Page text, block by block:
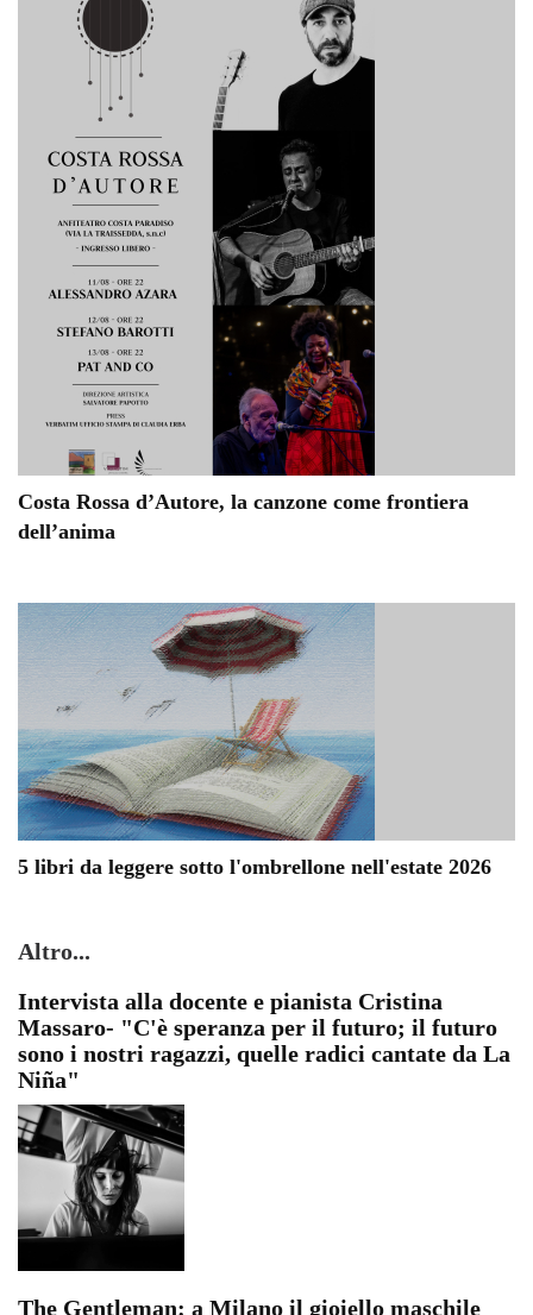
Costa Rossa d’Autore, la canzone come frontiera
dell’anima
5 libri da leggere sotto l'ombrellone nell'estate 2026
Altro...
Intervista alla docente e pianista Cristina
Massaro- "C'è speranza per il futuro; il futuro
sono i nostri ragazzi, quelle radici cantate da La
Niña"
The Gentleman: a Milano il gioiello maschile